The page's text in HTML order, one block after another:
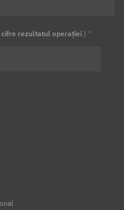
cifre rezultatul operației ) *